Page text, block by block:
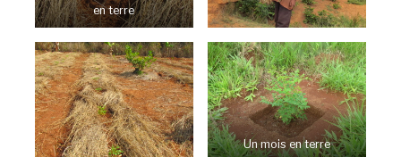
en terre
Un mois en terre